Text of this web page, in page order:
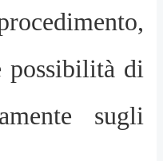
possibilità di
sugli